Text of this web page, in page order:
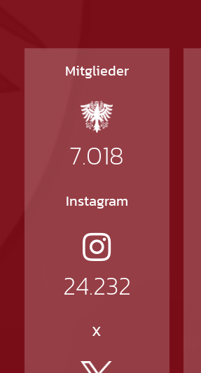
Mitglieder
7.018
Instagram
24.232
X